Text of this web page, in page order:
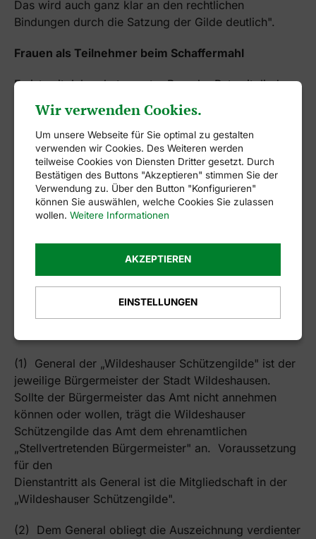
Das wird auch ganz klar an den rechtlichen
Bindungen durch die Satzung der Gilde deutlich".
Frauen als Teilnehmer beim Schaffermahl
Es ist seit Jahrzehnten guter Brauch, Ratsmitglieder,
Förderer und Ehrengäste die sich für die Stadt
Wildeshausen und die Gilde verdient gemacht
haben, zum Schaffermahl einzuladen. Dies bezieht
sich auf Gäste beiderlei Geschlechts. Demnach ist es
so, dass nicht wie in Bremen, Frauen sehr wohl als
Gast bei unserer Schaffermahlzeit sehr gerne gesehen
sind. Das ist in der Vergangenheit so gewesen und
dies wird in der Zukunft auch selbstverständlich so
Wildeshausen
Hier ist im Paragraph 17 der Statuten der
Wildeshauser Schützengilde folgendes geregelt:
(1) General der „Wildeshauser Schützengilde" ist der
jeweilige Bürgermeister der Stadt Wildeshausen.
Sollte der Bürgermeister das Amt nicht annehmen
können oder wollen, trägt die Wildeshauser
Schützengilde das Amt dem ehrenamtlichen
„Stellvertretenden Bürgermeister" an. Voraussetzung
für den
Dienstantritt als General ist die Mitgliedschaft in der
„Wildeshauser Schützengilde".
(2) Dem General obliegt die Auszeichnung verdienter
Wir verwenden Cookies.
Um unsere Webseite für Sie optimal zu gestalten
verwenden wir Cookies. Des Weiteren werden
teilweise Cookies von Diensten Dritter gesetzt. Durch
Bestätigen des Buttons "Akzeptieren" stimmen Sie der
Verwendung zu. Über den Button "Konfigurieren"
können Sie auswählen, welche Cookies Sie zulassen
wollen. Weitere Informationen
AKZEPTIEREN
EINSTELLUNGEN